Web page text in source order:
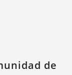
de